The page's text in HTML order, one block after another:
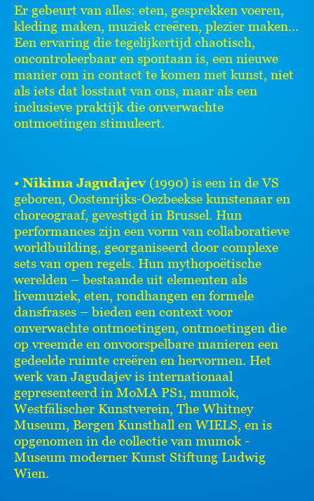
Er gebeurt van alles: eten, gesprekken voeren,
kleding maken, muziek creëren, plezier maken...
Een ervaring die tegelijkertijd chaotisch,
oncontroleerbaar en spontaan is, een nieuwe
manier om in contact te komen met kunst, niet
als iets dat losstaat van ons, maar als een
inclusieve praktijk die onverwachte
ontmoetingen stimuleert.
• Nikima Jagudajev(1990) is een in de VS
geboren, Oostenrijks-Oezbeekse kunstenaar en
choreograaf, gevestigd in Brussel. Hun
performances zijn een vorm van collaboratieve
worldbuilding, georganiseerd door complexe
sets van open regels. Hun mythopoëtische
werelden – bestaande uit elementen als
livemuziek, eten, rondhangen en formele
dansfrases – bieden een context voor
onverwachte ontmoetingen, ontmoetingen die
op vreemde en onvoorspelbare manieren een
gedeelde ruimte creëren en hervormen. Het
werk van Jagudajev is internationaal
gepresenteerd in MoMA PS1, mumok,
Westfälischer Kunstverein, The Whitney
Museum, Bergen Kunsthall en WIELS, en is
opgenomen in de collectie van mumok -
Museum moderner Kunst Stiftung Ludwig
Wien.